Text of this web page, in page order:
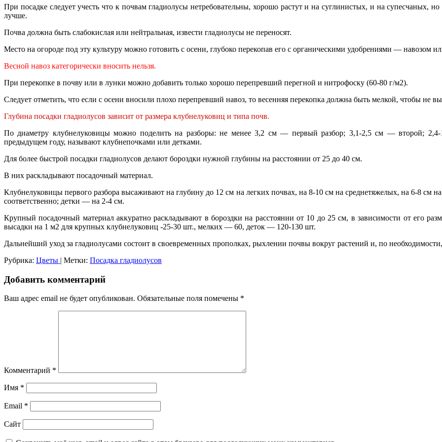
При посадке следует учесть что к почвам гладиолусы нетребовательны, хорошо растут и на суглинистых, и на супесчаных,
лучше.
Почва должна быть слабокислая или нейтральная, извести гладиолусы не переносят.
Место на огороде под эту культуру можно готовить с осени, глубоко перекопав его с органическими удобрениями — навозом
Весной навоз категорически вносить нельзя.
При перекопке в почву или в лунки можно добавить только хорошо перепревший перегной и нитрофоску (60-80 г/м2).
Следует отметить, что если с осени вносили плохо перепревший навоз, то весенняя перекопка должна быть мелкой, чтобы не
Глубина посадки гладиолусов зависит от размера клубнелуковиц и типа почв.
По диаметру клубнелуковицы можно поделить на разборы: не менее 3,2 см — первый разбор; 3,1-2,5 см — второй;
предыдущем году, называют клубнепочками или детками.
Для более быстрой посадки гладиолусов делают бороздки нужной глубины на расстоянии от 25 до 40 см.
В них раскладывают посадочный материал.
Клубнелуковицы первого разбора высаживают на глубину до 12 см на легких почвах, на 8-10 см на среднетяжелых, на 6-8 см
соответственно; детки — на 2-4 см.
Крупный посадочный материал аккуратно раскладывают в бороздки на расстоянии от 10 до 25 см, в зависимости от его
высадки на 1 м2 для крупных клубнелуковиц -25-30 шт., мелких — 60, деток — 120-130 шт.
Дальнейший уход за гладиолусами состоит в своевременных прополках, рыхлении почвы вокруг растений и, по
Рубрика: Цветы | Метки: Посадка гладиолусов
Добавить комментарий
Ваш адрес email не будет опубликован. Обязательные поля помечены *
Комментарий *
Имя *
Email *
Сайт